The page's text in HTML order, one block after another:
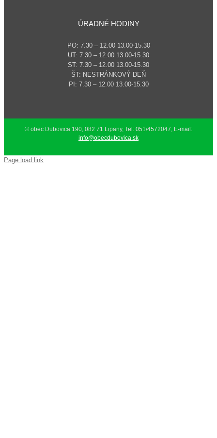
ÚRADNÉ HODINY
PO: 7.30 – 12.00 13.00-15.30
UT: 7.30 – 12.00 13.00-15.30
ST: 7.30 – 12.00 13.00-15.30
ŠT: NESTRÁNKOVÝ DEŇ
PI: 7.30 – 12.00 13.00-15.30
© obec Dubovica 190, 082 71 Lipany, Tel: 051/4572047, E-mail:
info@obecdubovica.sk
Page load link